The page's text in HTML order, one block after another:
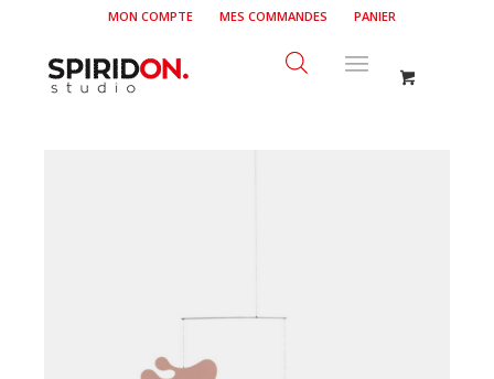
MON COMPTE MES COMMANDES PANIER